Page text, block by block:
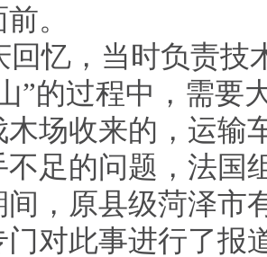
。
回忆，当时负责技
”的过程中，需要
木场收来的，运输
不足的问题，法国
间，原县级菏泽市
门对此事进行了报